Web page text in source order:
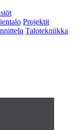
Projektit
Talotekniikka